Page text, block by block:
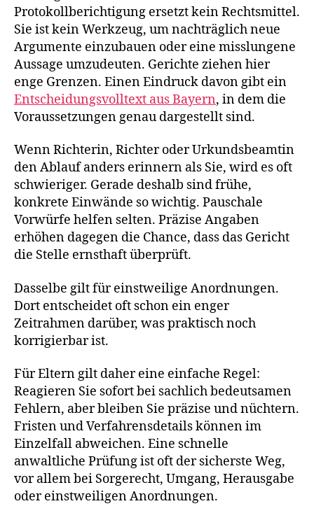
Protokollberichtigung ersetzt kein Rechtsmittel.
Sie ist kein Werkzeug, um nachträglich neue
Argumente einzubauen oder eine misslungene
Aussage umzudeuten. Gerichte ziehen hier
enge Grenzen. Einen Eindruck davon gibt ein
Entscheidungsvolltext aus Bayern, in dem die
Voraussetzungen genau dargestellt sind.
Wenn Richterin, Richter oder Urkundsbeamtin
den Ablauf anders erinnern als Sie, wird es oft
schwieriger. Gerade deshalb sind frühe,
konkrete Einwände so wichtig. Pauschale
Vorwürfe helfen selten. Präzise Angaben
erhöhen dagegen die Chance, dass das Gericht
die Stelle ernsthaft überprüft.
Dasselbe gilt für einstweilige Anordnungen.
Dort entscheidet oft schon ein enger
Zeitrahmen darüber, was praktisch noch
korrigierbar ist.
Für Eltern gilt daher eine einfache Regel:
Reagieren Sie sofort bei sachlich bedeutsamen
Fehlern, aber bleiben Sie präzise und nüchtern.
Fristen und Verfahrensdetails können im
Einzelfall abweichen. Eine schnelle
anwaltliche Prüfung ist oft der sicherste Weg,
vor allem bei Sorgerecht, Umgang, Herausgabe
oder einstweiligen Anordnungen.